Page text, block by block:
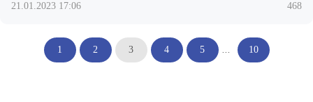
21.01.2023 17:06 468
1 2 3 4 5 10